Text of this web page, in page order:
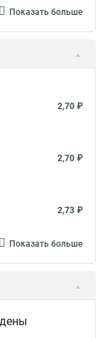
Показать больше
2,70 ₽
2,70 ₽
2,73 ₽
Показать больше